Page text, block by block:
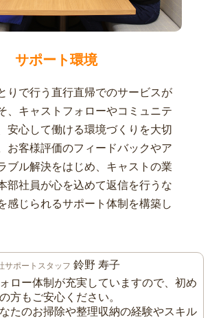
サポート環境
りで行う直行直帰でのサービスが
、キャストフォローやコミュニテ
安心して働ける環境づくりを大切
お客様評価のフィードバックやア
ブル解決をはじめ、キャストの業
部社員が心を込めて返信を行うな
感じられるサポート体制を構築し
サポートスタッフ 鈴野 寿子
ロー体制が充実していますので、初め
方もご安心ください。
たのお掃除や整理収納の経験やスキル